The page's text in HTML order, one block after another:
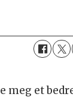
meg et